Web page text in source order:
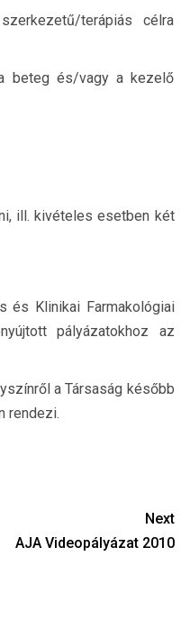
terápiás célra
beteg és/vagy a kezelő
ill. kivételes esetben két
és Klinikai Farmakológiai
pályázatokhoz az
a Társaság később
rendezi.
Next
AJA Videopályázat 2010